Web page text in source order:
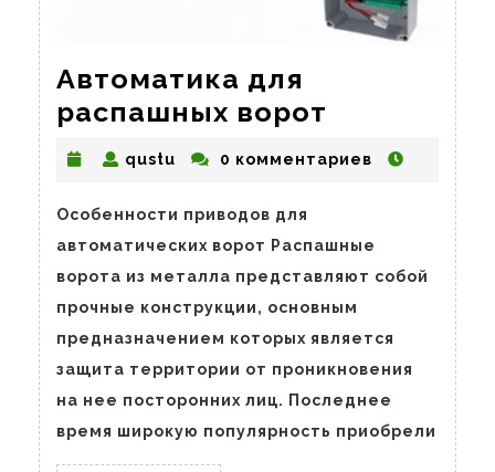
Автоматика для
распашных ворот
qustu qustu0 комментариев
Особенности приводов для
автоматических ворот Распашные
ворота из металла представляют собой
прочные конструкции, основным
предназначением которых является
защита территории от проникновения
на нее посторонних лиц. Последнее
время широкую популярность приобрели